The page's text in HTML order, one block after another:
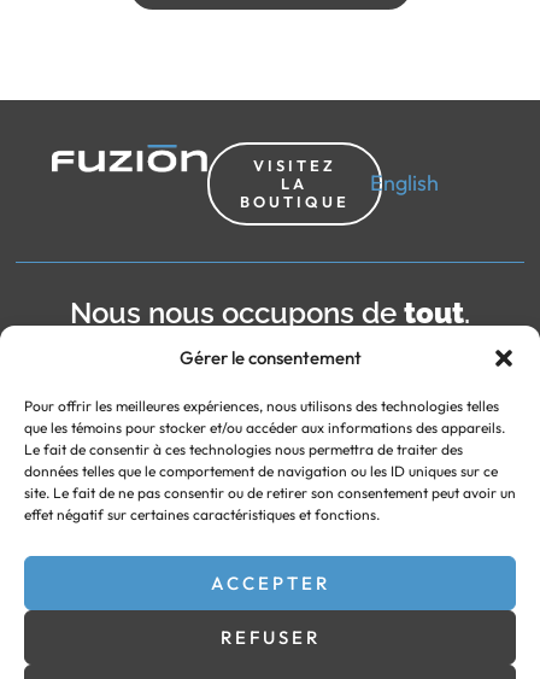
Gérer le consentement
Pour offrir les meilleures expériences, nous utilisons des technologies telles
que les témoins pour stocker et/ou accéder aux informations des appareils.
Le fait de consentir à ces technologies nous permettra de traiter des
données telles que le comportement de navigation ou les ID uniques sur ce
site. Le fait de ne pas consentir ou de retirer son consentement peut avoir un
effet négatif sur certaines caractéristiques et fonctions.
ACCEPTER
REFUSER
VISITEZ
LA
BOUTIQUE
English
Nous nous occupons de tout.
PROPULSÉ ET HÉBERGÉ PAR
Boutique
Liens utiles